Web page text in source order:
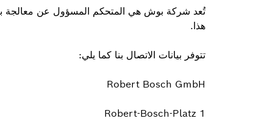
تُعد شركة بوش هي المتحكم المسؤول عن معالجة
هذا.
تتوفر بيانات الاتصال بنا كما يلي:
Robert Bosch GmbH
Robert-Bosch-Platz 1